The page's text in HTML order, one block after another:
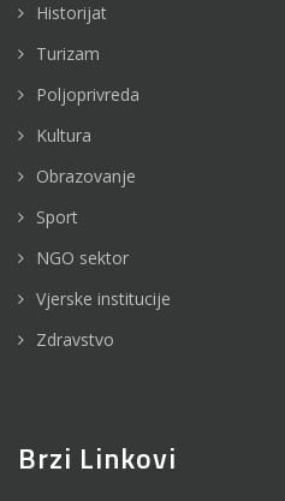
Historijat
Turizam
Poljoprivreda
Kultura
Obrazovanje
Sport
NGO sektor
Vjerske institucije
Zdravstvo
Brzi Linkovi